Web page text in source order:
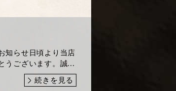
知らせ​日頃より当店
うございます。誠...
続きを見る